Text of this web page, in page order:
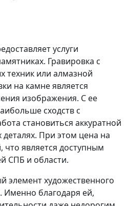
услуги
Гравировка с
техник или алмазной
на камне является
изображения. С ее
сходств с
становиться аккуратной
При этом цена на
что является доступным
СПБ и области.
элемент художественного
Именно благодаря ей,